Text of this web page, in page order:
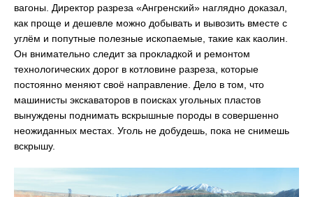
вагоны. Директор разреза «Ангренский» наглядно доказал,
как проще и дешевле можно добывать и вывозить вместе с
углём и попутные полезные ископаемые, такие как каолин.
Он внимательно следит за прокладкой и ремонтом
технологических дорог в котловине разреза, которые
постоянно меняют своё направление. Дело в том, что
машинисты экскаваторов в поисках угольных пластов
вынуждены поднимать вскрышные породы в совершенно
неожиданных местах. Уголь не добудешь, пока не снимешь
вскрышу.